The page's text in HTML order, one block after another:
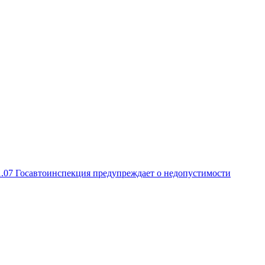
Госавтоинспекция предупреждает о недопустимости